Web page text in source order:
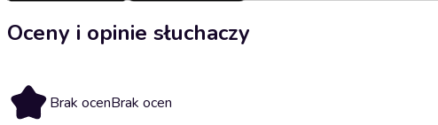
Oceny i opinie słuchaczy
Brak ocenBrak ocen